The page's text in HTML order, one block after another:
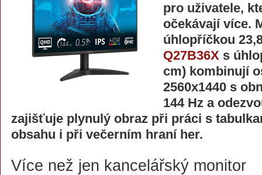
pro uživatele,
očekávají více.
úhlopříčkou
Q27B36X s
cm) kombinují
2560x1440 s
144 Hz a
zajišťuje plynulý obraz při práci s
obsahu i při večerním hraní her.
Více než jen kancelářský monitor